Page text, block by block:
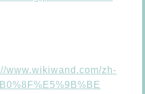
www.wikiwand.com/zh-